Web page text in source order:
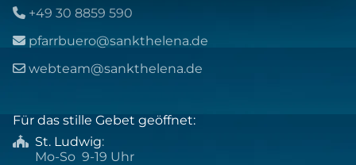
 +49 30 8859 590
 pfarrbuero@sankthelena.de
 webteam@sankthelena.de
Für das stille Gebet geöffnet:
 St. Ludwig:
Mo-So 9-19 Uhr